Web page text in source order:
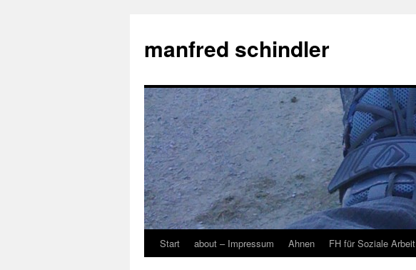
manfred schindler
ZumStart about – Impressum Ahnen FH für Soziale Arbeit